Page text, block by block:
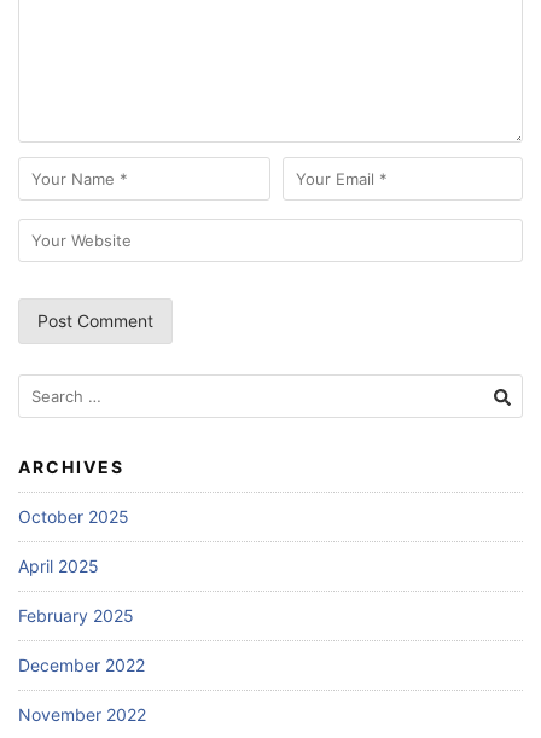
Search
for:
ARCHIVES
October 2025
April 2025
February 2025
December 2022
November 2022